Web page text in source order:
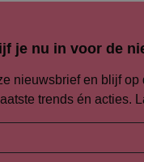
je nu in voor de
nieuwsbrief en blijf
trends én acties.